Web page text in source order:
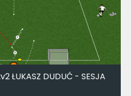
ŁUKASZ DUDUĆ - SESJA